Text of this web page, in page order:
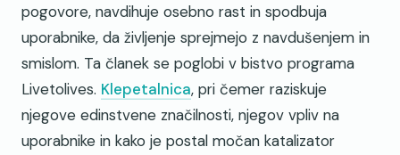
pogovore, navdihuje osebno rast in spodbuja
uporabnike, da življenje sprejmejo z navdušenjem in
smislom. Ta članek se poglobi v bistvo programa
Livetolives. Klepetalnica, pri čemer raziskuje
njegove edinstvene značilnosti, njegov vpliv na
uporabnike in kako je postal močan katalizator